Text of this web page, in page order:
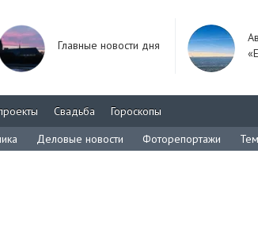
Главные новости дня
Свадьба
Гороскопы
Деловые новости Фоторепортажи